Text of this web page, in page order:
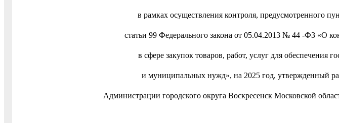
в рамках осуществления контроля, предусмотренного
статьи 99 Федерального закона от 05.04.2013 № 44 -ФЗ «О
в сфере закупок товаров, работ, услуг для обеспечения
и муниципальных нужд», на 2025 год, утвержденный
Администрации городского округа Воскресенск Московской